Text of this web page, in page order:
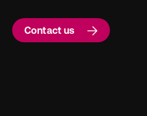
Contact us